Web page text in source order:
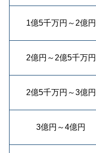
1億5千万円 ～ 2億円
2億円 ～ 2億5千万円
2億5千万円 ～3億円
3億円 ～4億円